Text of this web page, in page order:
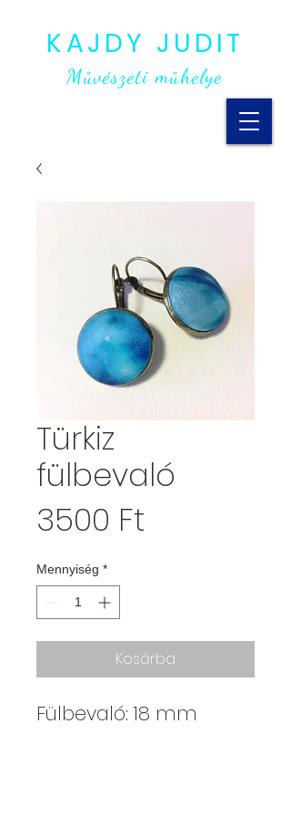
KAJDY JUDIT
Művészeti műhelye
Türkiz
fülbevaló
3500 Ft
Mennyiség *
Kosárba
Fülbevaló: 18 mm